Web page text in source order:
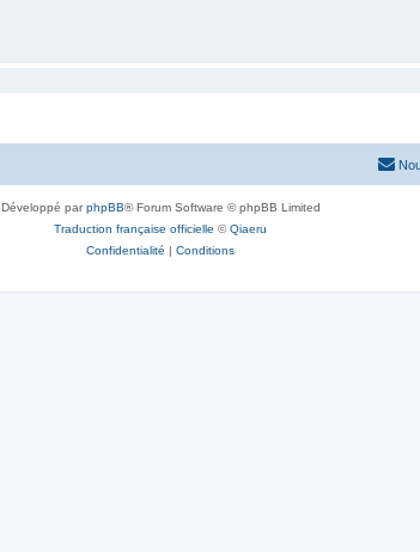
Développé parphpBB® Forum Software © phpBB Limited
Traduction française officielle ©Qiaeru
Confidentialité | Conditions